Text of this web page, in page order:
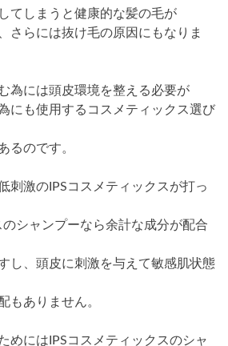
てしまうと健康的な髪の毛が
さらには抜け毛の原因にもなりま
為には頭皮環境を整える必要が
にも使用するコスメティックス選び
るのです。
刺激のIPSコスメティックスが打っ
のシャンプーなら余計な成分が配合
し、頭皮に刺激を与えて敏感肌状態
もありません。
めにはIPSコスメティックスのシャ